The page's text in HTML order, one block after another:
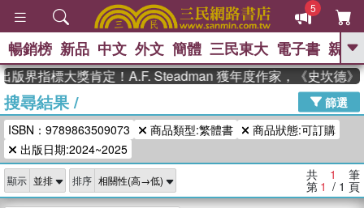
5
GO
高希均教授回憶錄
、 The Odyssey 、 父親節 、 如果歷
史是一群喵 、 暑期推薦 、 國際布克
登輝時代 、 數學女孩：黎曼猜想 、
偉大的迷走神經
暢銷榜 新品 中文 外文 簡體 三民東大 電子書 親子
版界指標大獎肯定！A.F. Steadman 獲年度作家，《史坎德》
搜尋結果/
篩選
ISBN：9789863509073
商品類型:繁體書
商品狀態:可訂購
出版日期:2024~2025
顯示 排序 共 1 筆
第 1 / 1 頁